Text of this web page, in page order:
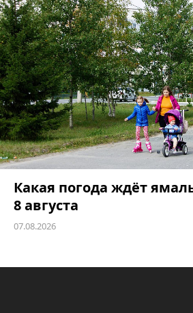
Какая погода ждёт
8 августа
07.08.2026